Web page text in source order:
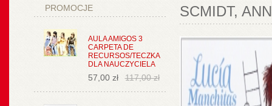
PROMOCJE
AULA AMIGOS 3
CARPETA DE
RECURSOS/TECZKA
DLA NAUCZYCIELA
57,00 zł 117,00 zł
SCMIDT,